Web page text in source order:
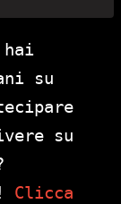
su
su
Clicca